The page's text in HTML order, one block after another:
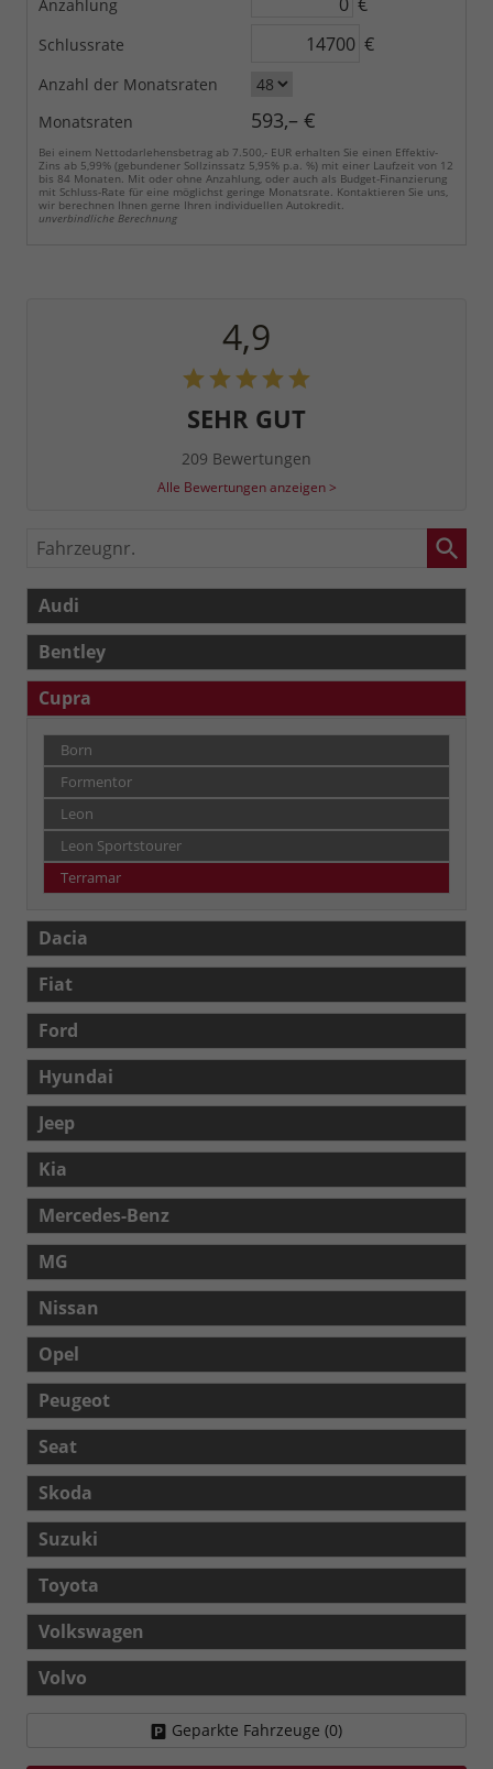
Anzahlung
Schlussrate €
Anzahl der Monatsraten
Monatsraten
593,– €
Bei einem Nettodarlehensbetrag ab 7.500,- EUR erhalten Sie einen Effektiv-
Zins ab 5,99% (gebundener Sollzinssatz 5,95% p.a. %) mit einer Laufzeit von 12
bis 84 Monaten. Mit oder ohne Anzahlung, oder auch als Budget-Finanzierung
mit Schluss-Rate für eine möglichst geringe Monatsrate. Kontaktieren Sie uns,
wir berechnen Ihnen gerne Ihren individuellen Autokredit.
unverbindliche Berechnung
4,9
SEHR GUT
209 Bewertungen
Alle Bewertungen anzeigen >
Fahrzeugnr.
Audi
Bentley
Cupra
Born
Formentor
Leon
Leon Sportstourer
Terramar
Dacia
Fiat
Ford
Hyundai
Jeep
Kia
Mercedes-Benz
MG
Nissan
Opel
Peugeot
Seat
Skoda
Suzuki
Toyota
Volkswagen
Volvo
Geparkte Fahrzeuge (0)